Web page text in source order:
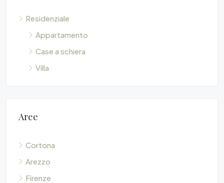
Residenziale
Appartamento
Case a schiera
Villa
Aree
Cortona
Arezzo
Firenze